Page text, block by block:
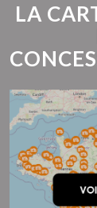
LA